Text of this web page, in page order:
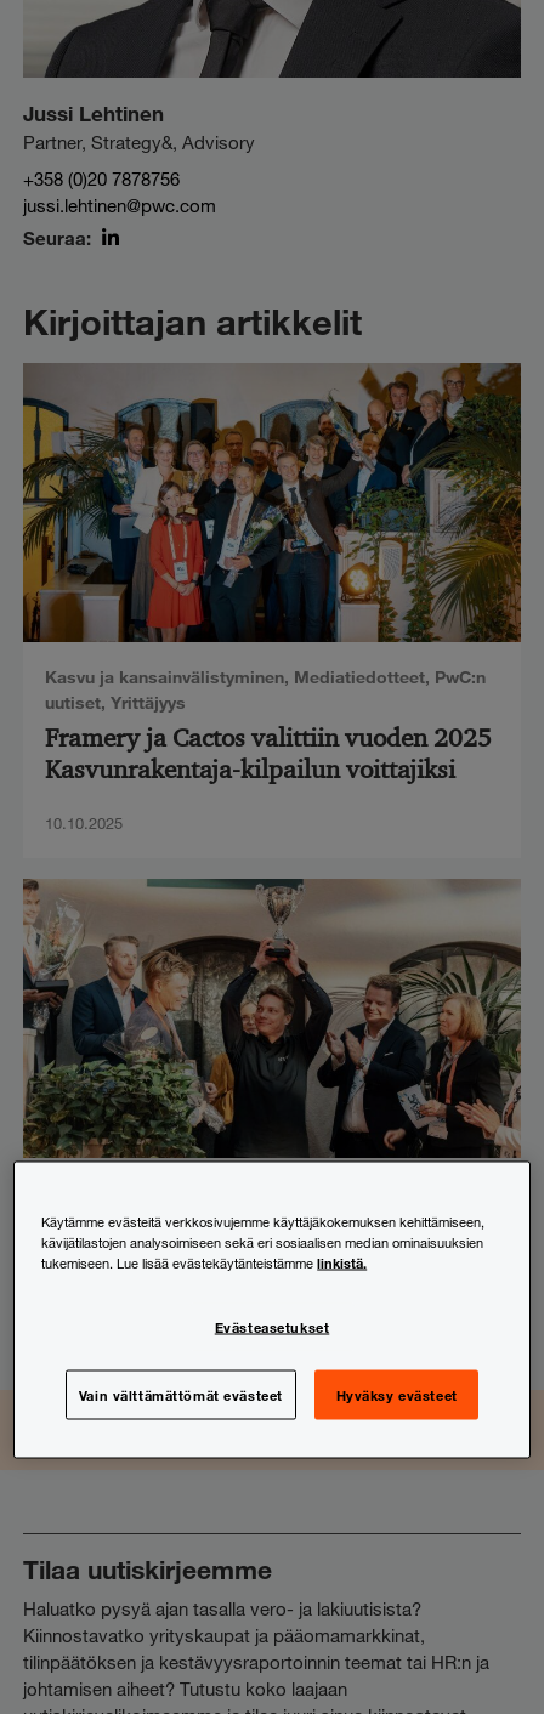
Jussi Lehtinen
Partner, Strategy&, Advisory
+358 (0)20 7878756
jussi.lehtinen@pwc.com
Seuraa:
Kirjoittajan artikkelit
Kasvu ja kansainvälistyminen, Mediatiedotteet, PwC:n
uutiset, Yrittäjyys
Framery ja Cactos valittiin vuoden 2025
Kasvunrakentaja-kilpailun voittajiksi
10.10.2025
ICEYE valittiin vuoden 2024
Kasvunrakentaja-kilpailun voittajaksi
Seuraa ja osallistuLinkedIn
Instagram
Facebook
TikTokYouTube
Tilaa uutiskirjeemme
Haluatko pysyä ajan tasalla vero- ja lakiuutisista?
Kiinnostavatko yrityskaupat ja pääomamarkkinat,
tilinpäätöksen ja kestävyysraportoinnin teemat tai HR:n ja
johtamisen aiheet? Tutustu koko laajaan
Käytämme evästeitä verkkosivujemme käyttäjäkokemuksen kehittämiseen,
kävijätilastojen analysoimiseen sekä eri sosiaalisen median ominaisuuksien
tukemiseen. Lue lisää evästekäytänteistämmelinkistä.
Evästeasetukset
Vain välttämättömät evästeet Hyväksy evästeet